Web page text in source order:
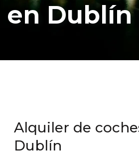
en Dublín
Alquiler de
Dublín